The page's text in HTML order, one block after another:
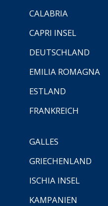
CALABRIA
CAPRI INSEL
DEUTSCHLAND
EMILIA ROMAGNA
ESTLAND
FRANKREICH
GALLES
GRIECHENLAND
ISCHIA INSEL
KAMPANIEN